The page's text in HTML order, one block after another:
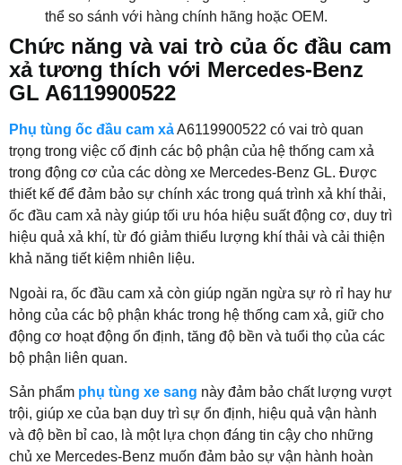
thể so sánh với hàng chính hãng hoặc OEM.
Chức năng và vai trò của ốc đầu cam
xả tương thích với Mercedes-Benz
GL A6119900522
Phụ tùng ốc đầu cam xảA6119900522 có vai trò quan
trọng trong việc cố định các bộ phận của hệ thống cam xả
trong động cơ của các dòng xe Mercedes-Benz GL. Được
thiết kế để đảm bảo sự chính xác trong quá trình xả khí thải,
ốc đầu cam xả này giúp tối ưu hóa hiệu suất động cơ, duy trì
hiệu quả xả khí, từ đó giảm thiểu lượng khí thải và cải thiện
khả năng tiết kiệm nhiên liệu.
Ngoài ra, ốc đầu cam xả còn giúp ngăn ngừa sự rò rỉ hay hư
hỏng của các bộ phận khác trong hệ thống cam xả, giữ cho
động cơ hoạt động ổn định, tăng độ bền và tuổi thọ của các
bộ phận liên quan.
Sản phẩm phụ tùng xe sang này đảm bảo chất lượng vượt
trội, giúp xe của bạn duy trì sự ổn định, hiệu quả vận hành
và độ bền bỉ cao, là một lựa chọn đáng tin cậy cho những
chủ xe Mercedes-Benz muốn đảm bảo sự vận hành hoàn